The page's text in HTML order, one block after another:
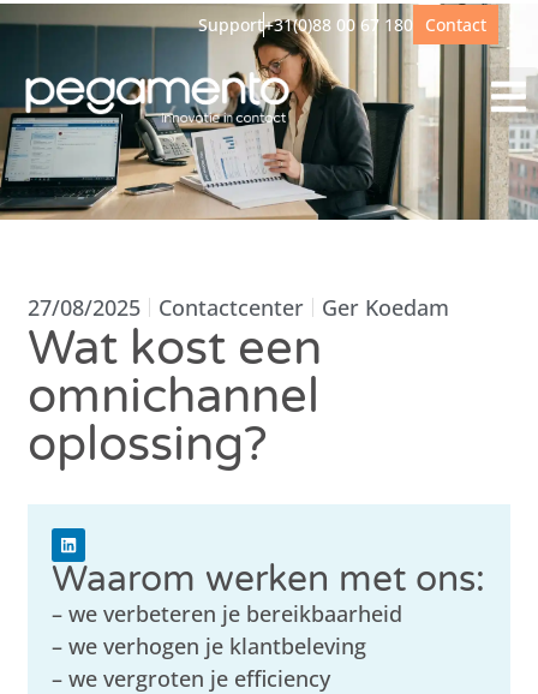
Support+31(0)88 00 67 180 Contact
27/08/2025 Contactcenter Ger Koedam
Wat kost een
omnichannel
oplossing?
Waarom werken met ons:
– we verbeteren je bereikbaarheid
– we verhogen je klantbeleving
– we vergroten je efficiency